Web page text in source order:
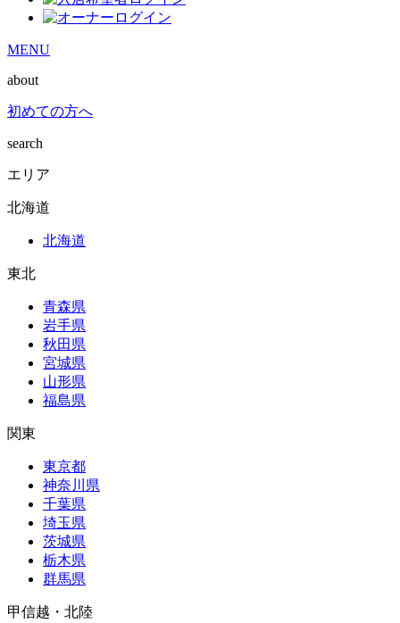
MENU
about
初めての方へ
search
エリア
北海道
北海道
東北
青森県
岩手県
秋田県
宮城県
山形県
福島県
関東
東京都
神奈川県
千葉県
埼玉県
茨城県
栃木県
群馬県
甲信越・北陸